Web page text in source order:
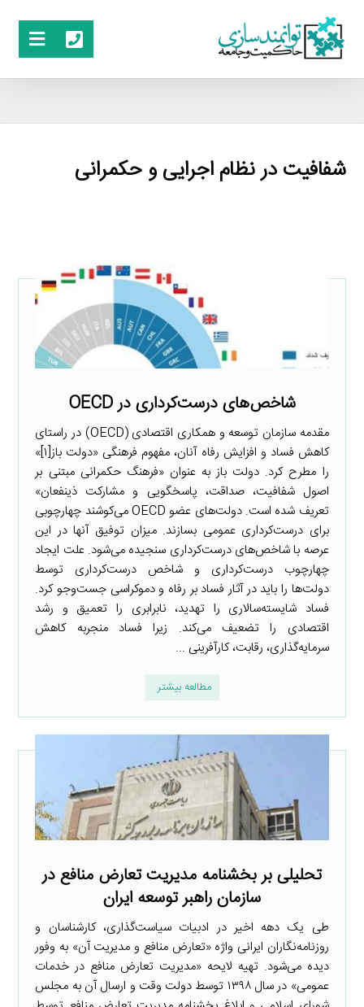
شفافیت در نظام اجرایی و حکمرانی
شاخص‌های درست‌کرداری در OECD
مقدمه سازمان توسعه و همکاری اقتصادی (OECD) در راستای
کاهش فساد و افزایش رفاه آنان، مفهوم فرهنگی «دولت باز[۱]»
را مطرح کرد. دولت باز به عنوان «فرهنگ حکمرانی مبتنی بر
اصول شفافیت، صداقت، پاسخگویی و مشارکت ذینفعان»
تعریف شده است. دولت‌های عضو OECD می‌کوشند چهارچوبی
برای درست‌کرداری عمومی بسازند. میزان توفیق آنها در این
عرصه با شاخص‌های درست‌کرداری سنجیده می‌شود. علت ایجاد
چهارچوب درست‌کرداری و شاخص درست‌کرداری توسط
دولت‌ها را باید در آثار فساد بر رفاه و دموکراسی جست‌وجو کرد.
فساد شایسته‌سالاری را تهدید، نابرابری را تعمیق و رشد
اقتصادی را تضعیف می‌کند. زیرا فساد منجربه کاهش
سرمایه‌گذاری، رقابت، کارآفرینی ...
مطالعه بیشتر
تحلیلی بر بخشنامه مدیریت تعارض منافع در
سازمان راهبر توسعه ایران
طی یک دهه اخیر در ادبیات سیاست‌گذاری، کارشناسان و
روزنامه‌نگاران ایرانی واژه «تعارض منافع و مدیریت آن» به وفور
دیده می‌شود. تهیه لایحه «مدیریت تعارض منافع در خدمات
عمومی» در سال ۱۳۹۸ توسط دولت وقت و ارسال آن به مجلس